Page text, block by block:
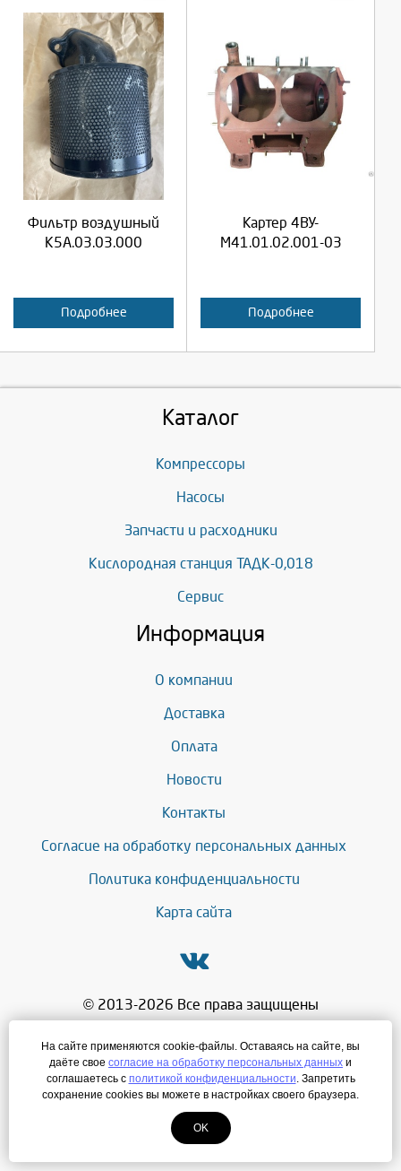
Фильтр воздушный
К5А.03.03.000
Подробнее
Выберите количество:
Продолжить
Отмена
Картер 4ВУ-
М41.01.02.001-03
Подробнее
Выберите количество:
Отмена
Каталог
Компрессоры
Насосы
Запчасти и расходники
Кислородная станция ТАДК-0,018
Сервис
Информация
О компании
Доставка
Оплата
Новости
Контакты
Согласие на обработку персональных данных
Политика конфиденциальности
Карта сайта
© 2013-2026 Все права защищены
+7 (343) 286-71-27
mg@leadersnab.ru
ЛегионА
На сайте применяются cookie-файлы. Оставаясь на сайте, вы
даёте свое согласие на обработку персональных данных и
соглашаетесь с политикой конфиденциальности. Запретить
сохранение cookies вы можете в настройках своего браузера.
OK